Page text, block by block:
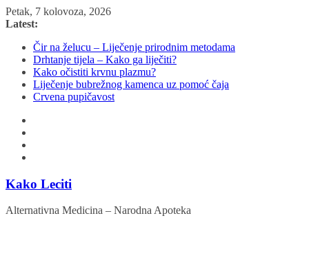
Skip
to
Petak, 7 kolovoza, 2026
Latest:
Čir na želucu – Liječenje prirodnim metodama
Drhtanje tijela – Kako ga liječiti?
Kako očistiti krvnu plazmu?
Liječenje bubrežnog kamenca uz pomoć čaja
Crvena pupičavost
Kako Leciti
Alternativna Medicina – Narodna Apoteka